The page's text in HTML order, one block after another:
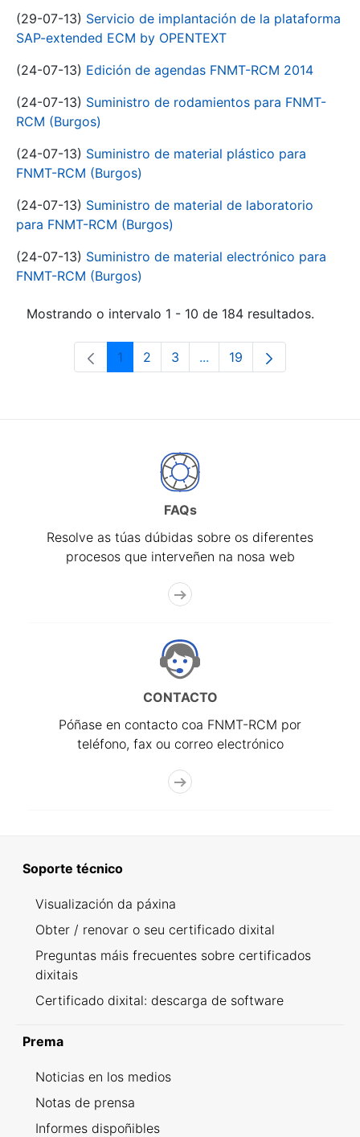
(29-07-13) Servicio de implantación de la plataforma
SAP-extended ECM by OPENTEXT
(24-07-13) Edición de agendas FNMT-RCM 2014
(24-07-13) Suministro de rodamientos para FNMT-
RCM (Burgos)
(24-07-13) Suministro de material plástico para
FNMT-RCM (Burgos)
(24-07-13) Suministro de material de laboratorio
para FNMT-RCM (Burgos)
(24-07-13) Suministro de material electrónico para
FNMT-RCM (Burgos)
Mostrando o intervalo 1 - 10 de 184 resultados.
Páxina
1 Páxina
2 Páxina
3 ...Páxinas intermedias Use
Páxina
19
FAQs
Resolve as túas dúbidas sobre os diferentes
procesos que interveñen na nosa web
CONTACTO
Póñase en contacto coa FNMT-RCM por
teléfono, fax ou correo electrónico
Soporte técnico
Visualización da páxina
Obter / renovar o seu certificado dixital
Preguntas máis frecuentes sobre certificados
dixitais
Certificado dixital: descarga de software
Prema
Noticias en los medios
Notas de prensa
Informes dispoñibles